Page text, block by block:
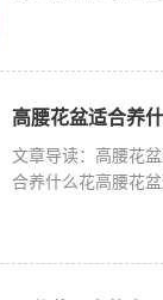
高腰花盆适合养
文章导读：高腰花
合养什么花高腰花